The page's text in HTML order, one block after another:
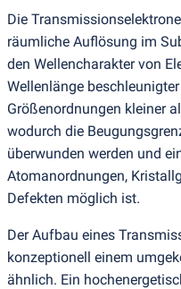
Die
räumliche Auflösung im
den Wellencharakter von
Wellenlänge
Größenordnungen kleiner
wodurch die
überwunden werden und
Atomanordnungen,
Defekten möglich ist.
Der Aufbau eines
konzeptionell einem
ähnlich. Ein